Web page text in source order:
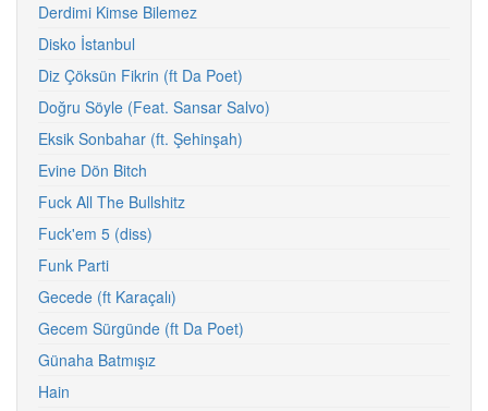
Derdimi Kimse Bilemez
Disko İstanbul
Diz Çöksün Fikrin (ft Da Poet)
Doğru Söyle (Feat. Sansar Salvo)
Eksik Sonbahar (ft. Şehinşah)
Evine Dön Bitch
Fuck All The Bullshitz
Fuck'em 5 (diss)
Funk Parti
Gecede (ft Karaçalı)
Gecem Sürgünde (ft Da Poet)
Günaha Batmışız
Hain